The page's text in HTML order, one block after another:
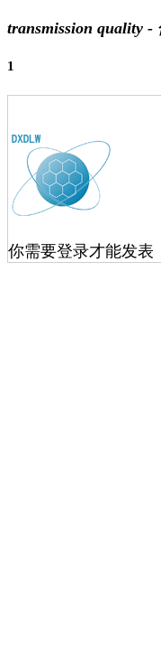
transmission quality
1
你需要登录才能发表